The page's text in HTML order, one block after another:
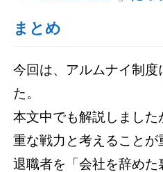
まとめ
今回は、アルムナイ制度
た。
本文中でも解説しまし
重な戦力と考えることが
退職者を「会社を辞め